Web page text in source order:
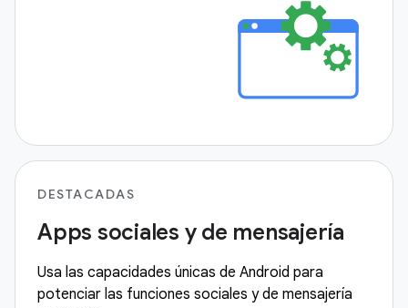
DESTACADAS
Apps sociales y de mensajería
Usa las capacidades únicas de Android para
potenciar las funciones sociales y de mensajería